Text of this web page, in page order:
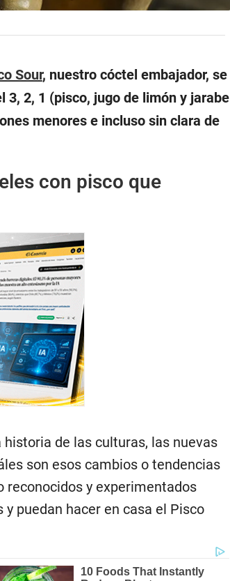
Sour, nuestro cóctel embajador, se
2, 1 (pisco, jugo de limón y jarabe
menores e incluso sin clara de
con pisco que
de las culturas, las nuevas
son esos cambios o tendencias
reconocidos y experimentados
puedan hacer en casa el Pisco